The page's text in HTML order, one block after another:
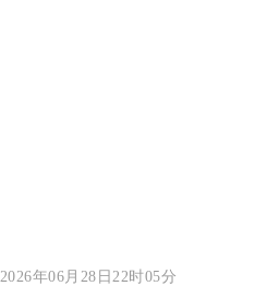
2026年06月28日22时05分